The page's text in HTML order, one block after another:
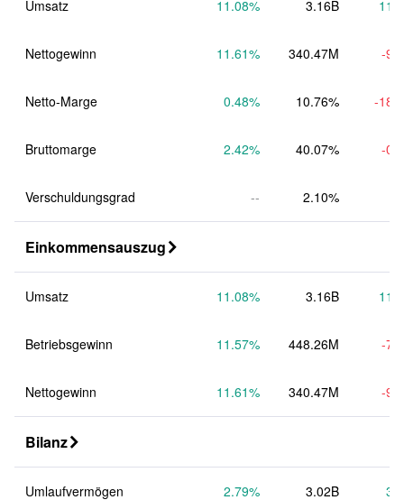
Umsatz 11.08% 3.16B
Nettogewinn 11.61% 340.47M -
Netto-Marge 0.48% 10.76% -
Bruttomarge 2.42% 40.07% -
Verschuldungsgrad -- 2.10%
Einkommensauszug 
Umsatz 11.08% 3.16B
Betriebsgewinn 11.57% 448.26M -
Nettogewinn 11.61% 340.47M -
Bilanz 
Umlaufvermögen 2.79% 3.02B